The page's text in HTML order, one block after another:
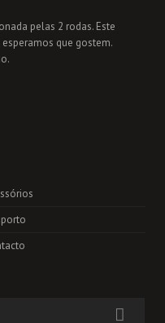
pelas 2 rodas. Este
que gostem.